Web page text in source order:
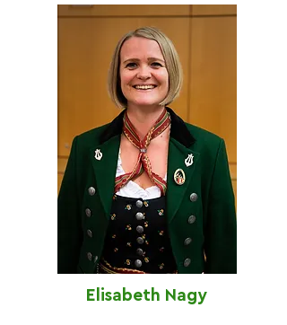
Elisabeth Nagy